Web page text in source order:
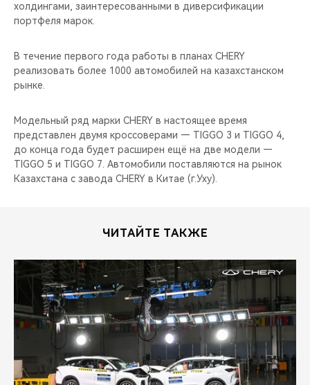
ВИДЕООБЗОРЫ
CHERY ДЛЯ ДЕТЕЙ
холдингами, заинтересованными в диверсификации
портфеля марок.
В течение первого года работы в планах CHERY
реализовать более 1000 автомобилей на казахстанском
рынке.
Модельный ряд марки CHERY в настоящее время
представлен двумя кроссоверами — TIGGO 3 и TIGGO 4,
до конца года будет расширен ещё на две модели —
TIGGO 5 и TIGGO 7. Автомобили поставляются на рынок
Казахстана с завода CHERY в Китае (г.Уху).
ЧИТАЙТЕ ТАКЖЕ